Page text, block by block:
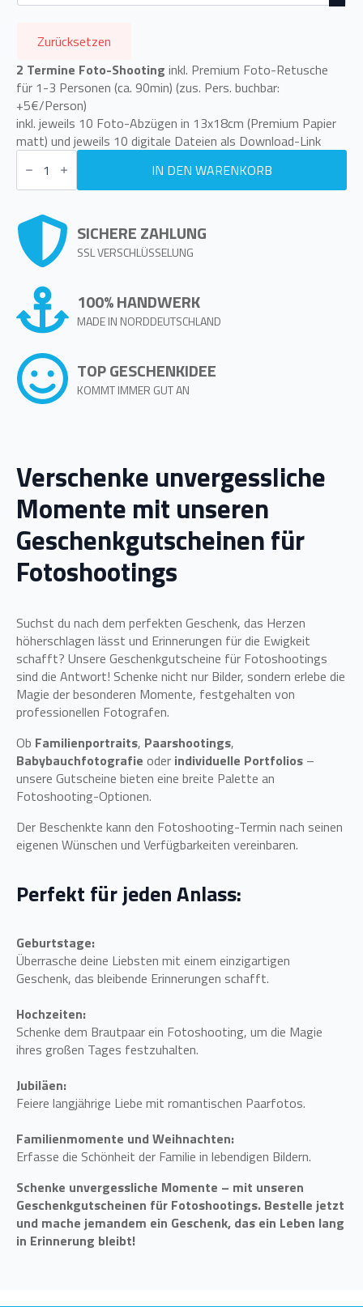
Zurücksetzen
2 Termine Foto-Shooting inkl. Premium Foto-Retusche
für 1-3 Personen (ca. 90min) (zus. Pers. buchbar:
+5€/Person)
inkl. jeweils 10 Foto-Abzügen in 13x18cm (Premium Papier
matt) und jeweils 10 digitale Dateien als Download-Link
Schwangerschaftsbegleitung
Vorteilspaket
Gutschein
(Self-
Menge
IN DEN WARENKORB
SICHERE ZAHLUNG
SSL VERSCHLÜSSELUNG
100% HANDWERK
MADE IN NORDDEUTSCHLAND
TOP GESCHENKIDEE
KOMMT IMMER GUT AN
Verschenke unvergessliche
Momente mit unseren
Geschenkgutscheinen für
Fotoshootings
Suchst du nach dem perfekten Geschenk, das Herzen
höherschlagen lässt und Erinnerungen für die Ewigkeit
schafft? Unsere Geschenkgutscheine für Fotoshootings
sind die Antwort! Schenke nicht nur Bilder, sondern erlebe die
Magie der besonderen Momente, festgehalten von
professionellen Fotografen.
Ob Familienportraits, Paarshootings,
Babybauchfotografie oder individuelle Portfolios –
unsere Gutscheine bieten eine breite Palette an
Fotoshooting-Optionen.
Der Beschenkte kann den Fotoshooting-Termin nach seinen
eigenen Wünschen und Verfügbarkeiten vereinbaren.
Perfekt für jeden Anlass:
Geburtstage:
Überrasche deine Liebsten mit einem einzigartigen
Geschenk, das bleibende Erinnerungen schafft.
Hochzeiten:
Schenke dem Brautpaar ein Fotoshooting, um die Magie
ihres großen Tages festzuhalten.
Jubiläen:
Feiere langjährige Liebe mit romantischen Paarfotos.
Familienmomente und Weihnachten:
Erfasse die Schönheit der Familie in lebendigen Bildern.
Schenke unvergessliche Momente – mit unseren
Geschenkgutscheinen für Fotoshootings. Bestelle jetzt
und mache jemandem ein Geschenk, das ein Leben lang
in Erinnerung bleibt!